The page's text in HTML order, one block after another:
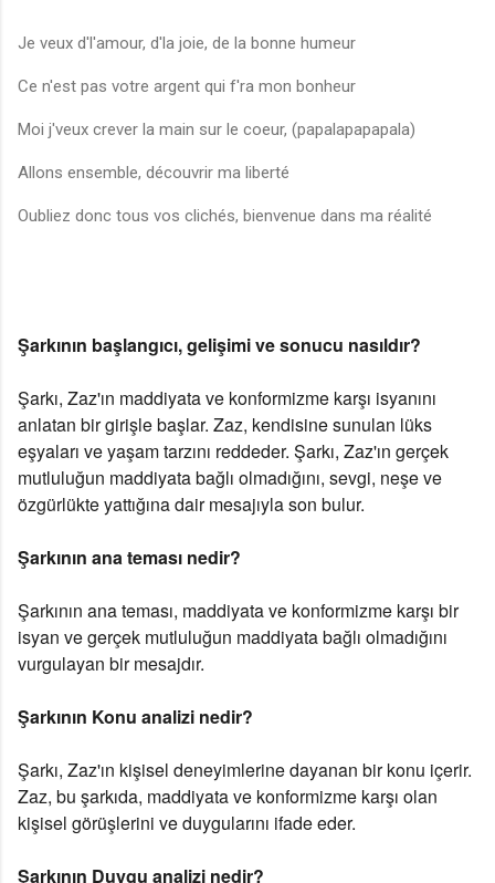
Je veux d'l'amour, d'la joie, de la bonne humeur
Ce n'est pas votre argent qui f'ra mon bonheur
Moi j'veux crever la main sur le coeur, (papalapapapala)
Allons ensemble, découvrir ma liberté
Oubliez donc tous vos clichés, bienvenue dans ma réalité
Şarkının başlangıcı, gelişimi ve sonucu nasıldır?
Şarkı, Zaz'ın maddiyata ve konformizme karşı isyanını
anlatan bir girişle başlar. Zaz, kendisine sunulan lüks
eşyaları ve yaşam tarzını reddeder. Şarkı, Zaz'ın gerçek
mutluluğun maddiyata bağlı olmadığını, sevgi, neşe ve
özgürlükte yattığına dair mesajıyla son bulur.
Şarkının ana teması nedir?
Şarkının ana teması, maddiyata ve konformizme karşı bir
isyan ve gerçek mutluluğun maddiyata bağlı olmadığını
vurgulayan bir mesajdır.
Şarkının Konu analizi nedir?
Şarkı, Zaz'ın kişisel deneyimlerine dayanan bir konu içerir.
Zaz, bu şarkıda, maddiyata ve konformizme karşı olan
kişisel görüşlerini ve duygularını ifade eder.
Şarkının Duygu analizi nedir?
🎵